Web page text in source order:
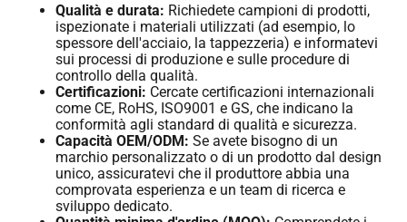
Qualità e durata: Richiedete campioni di prodotti,
ispezionate i materiali utilizzati (ad esempio, lo
spessore dell'acciaio, la tappezzeria) e informatevi
sui processi di produzione e sulle procedure di
controllo della qualità.
Certificazioni: Cercate certificazioni internazionali
come CE, RoHS, ISO9001 e GS, che indicano la
conformità agli standard di qualità e sicurezza.
Capacità OEM/ODM: Se avete bisogno di un
marchio personalizzato o di un prodotto dal design
unico, assicuratevi che il produttore abbia una
comprovata esperienza e un team di ricerca e
sviluppo dedicato.